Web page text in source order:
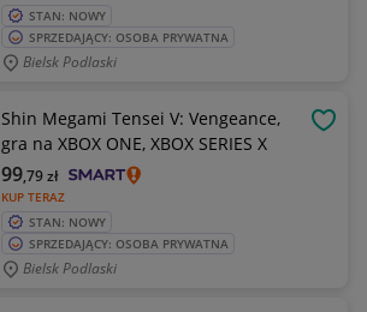
STAN: NOWY
SPRZEDAJĄCY: OSOBA PRYWATNA
Bielsk Podlaski
Shin Megami Tensei V: Vengeance,
gra na XBOX ONE, XBOX SERIES X
KUP TERAZ
99,79zł
STAN: NOWY
SPRZEDAJĄCY: OSOBA PRYWATNA
Bielsk Podlaski